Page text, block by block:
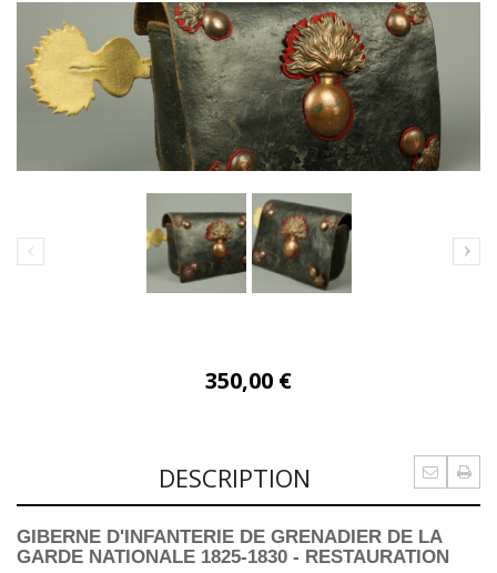
350,00 €
DESCRIPTION
GIBERNE D'INFANTERIE DE GRENADIER DE LA
GARDE NATIONALE 1825-1830 - RESTAURATION